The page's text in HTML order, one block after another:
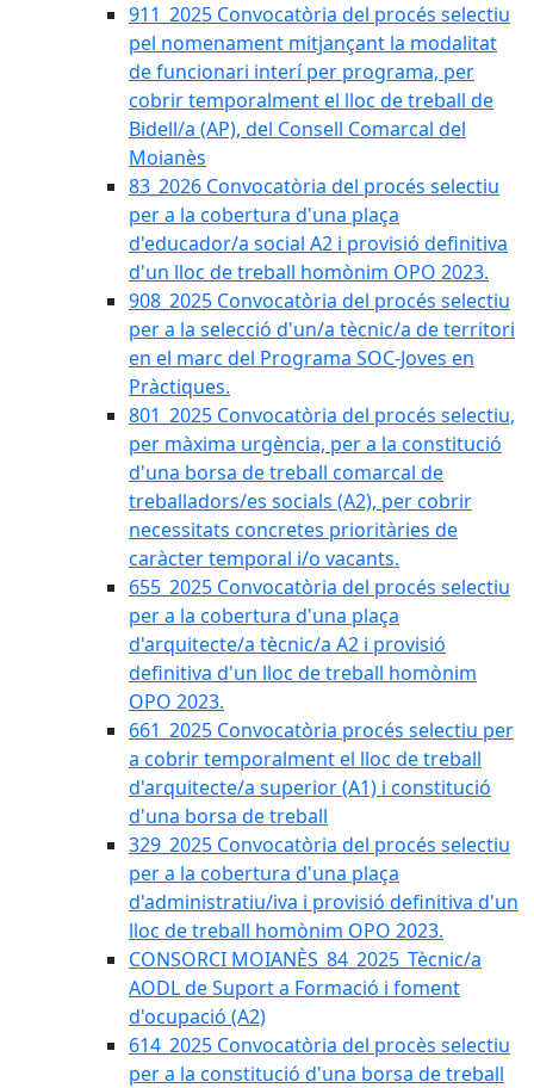
911_2025 Convocatòria del procés selectiu
pel nomenament mitjançant la modalitat
de funcionari interí per programa, per
cobrir temporalment el lloc de treball de
Bidell/a (AP), del Consell Comarcal del
Moianès
83_2026 Convocatòria del procés selectiu
per a la cobertura d'una plaça
d'educador/a social A2 i provisió definitiva
d'un lloc de treball homònim OPO 2023.
908_2025 Convocatòria del procés selectiu
per a la selecció d'un/a tècnic/a de territori
en el marc del Programa SOC-Joves en
Pràctiques.
801_2025 Convocatòria del procés selectiu,
per màxima urgència, per a la constitució
d'una borsa de treball comarcal de
treballadors/es socials (A2), per cobrir
necessitats concretes prioritàries de
caràcter temporal i/o vacants.
655_2025 Convocatòria del procés selectiu
per a la cobertura d'una plaça
d'arquitecte/a tècnic/a A2 i provisió
definitiva d'un lloc de treball homònim
OPO 2023.
661_2025 Convocatòria procés selectiu per
a cobrir temporalment el lloc de treball
d'arquitecte/a superior (A1) i constitució
d'una borsa de treball
329_2025 Convocatòria del procés selectiu
per a la cobertura d'una plaça
d'administratiu/iva i provisió definitiva d'un
lloc de treball homònim OPO 2023.
CONSORCI MOIANÈS_84_2025_Tècnic/a
AODL de Suport a Formació i foment
d'ocupació (A2)
614_2025 Convocatòria del procès selectiu
per a la constitució d'una borsa de treball